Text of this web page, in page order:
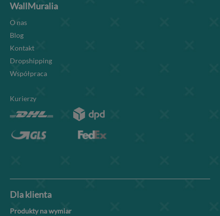
WallMuralia
O nas
Blog
Kontakt
Dropshipping
Współpraca
Kurierzy
Dla klienta
Produkty na wymiar